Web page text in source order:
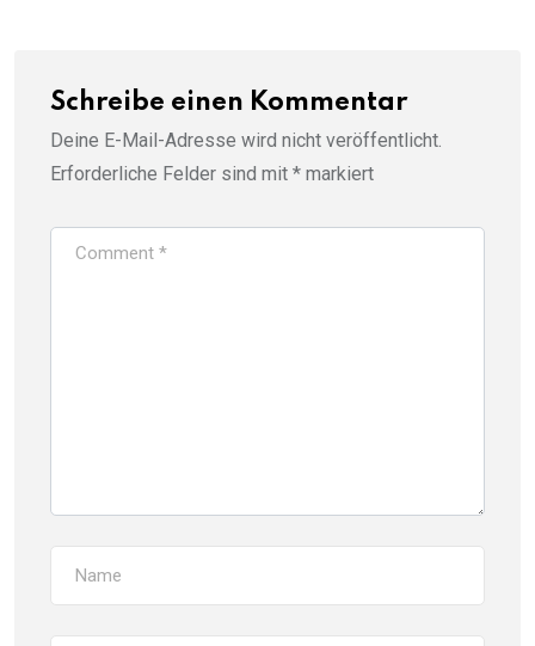
Schreibe einen Kommentar
Deine E-Mail-Adresse wird nicht veröffentlicht.
Erforderliche Felder sind mit * markiert